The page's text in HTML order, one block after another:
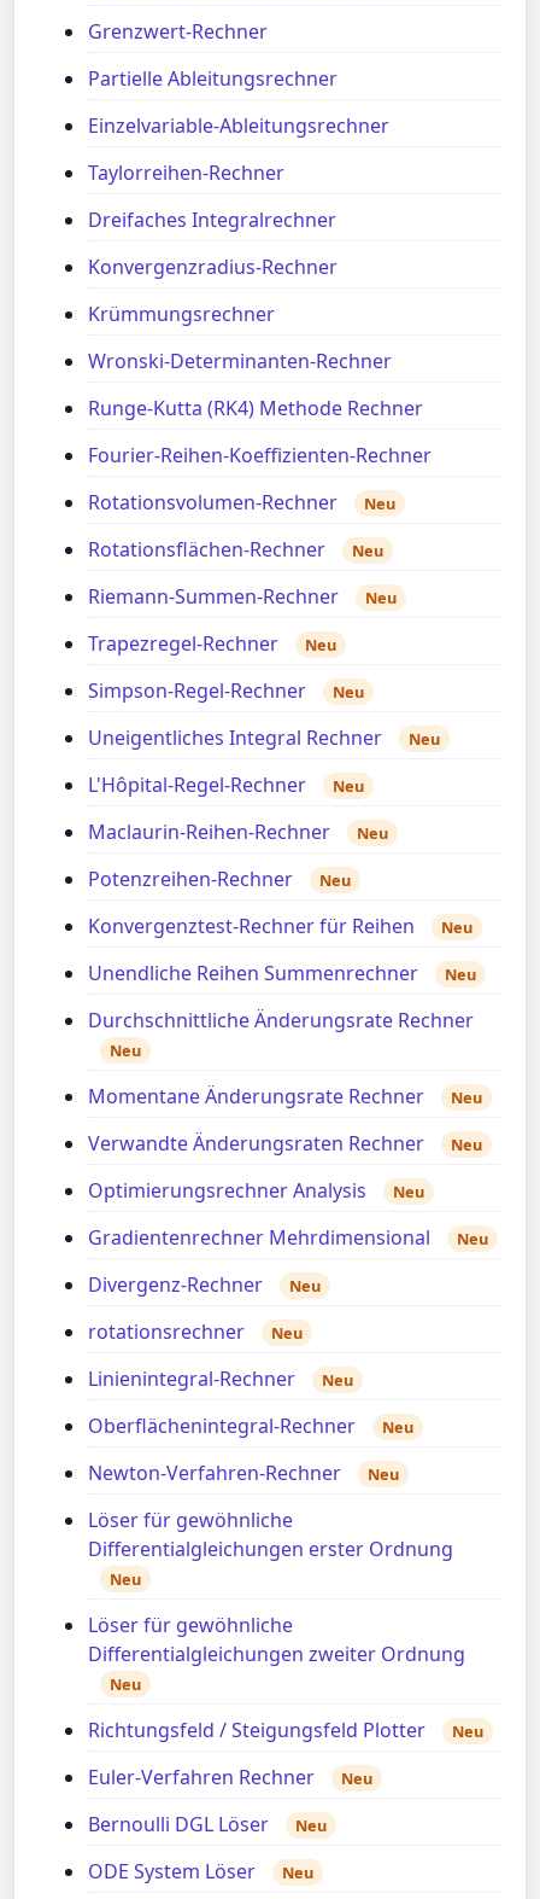
Grenzwert-Rechner
Partielle Ableitungsrechner
Einzelvariable-Ableitungsrechner
Taylorreihen-Rechner
Dreifaches Integralrechner
Konvergenzradius-Rechner
Krümmungsrechner
Wronski-Determinanten-Rechner
Runge-Kutta (RK4) Methode Rechner
Fourier-Reihen-Koeffizienten-Rechner
Rotationsvolumen-Rechner
Neu
Rotationsflächen-Rechner Neu
Riemann-Summen-Rechner Neu
Trapezregel-Rechner Neu
Simpson-Regel-Rechner Neu
Uneigentliches Integral Rechner Neu
L'Hôpital-Regel-Rechner Neu
Maclaurin-Reihen-Rechner Neu
Potenzreihen-Rechner Neu
Konvergenztest-Rechner für Reihen Neu
Unendliche Reihen Summenrechner Neu
Durchschnittliche Änderungsrate Rechner
Neu
Momentane Änderungsrate Rechner Neu
Verwandte Änderungsraten Rechner Neu
Optimierungsrechner Analysis Neu
Gradientenrechner Mehrdimensional Neu
Divergenz-Rechner Neu
rotationsrechner Neu
Linienintegral-Rechner Neu
Oberflächenintegral-Rechner Neu
Newton-Verfahren-Rechner Neu
Löser für gewöhnliche
Differentialgleichungen erster Ordnung
Neu
Löser für gewöhnliche
Differentialgleichungen zweiter Ordnung
Neu
Richtungsfeld / Steigungsfeld Plotter Neu
Euler-Verfahren Rechner Neu
Bernoulli DGL Löser Neu
ODE System Löser Neu